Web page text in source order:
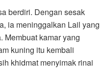
berdiri. Dengan sesak
ia meninggalkan Lail yang
Membuat kamar yang
kuning itu kembali
khidmat menyimak rinai